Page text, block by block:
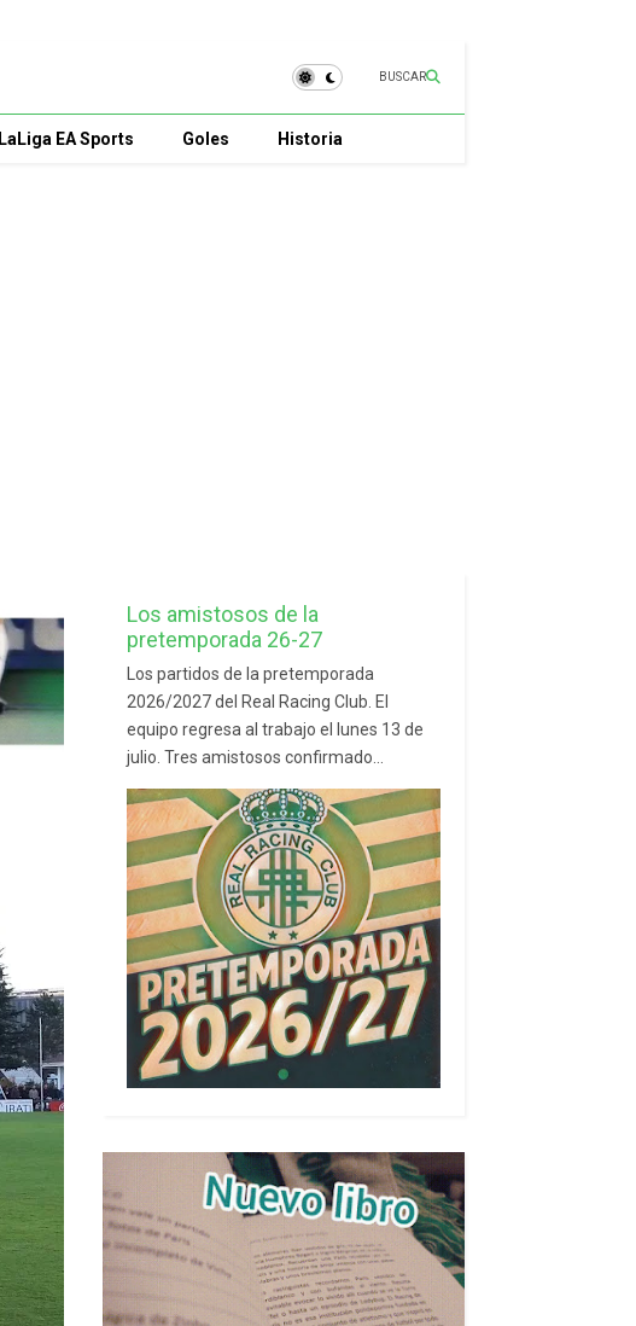
BUSCAR
LaLiga EA Sports Goles Historia
Los amistosos de la
pretemporada 26-27
Los partidos de la pretemporada
2026/2027 del Real Racing Club. El
equipo regresa al trabajo el lunes 13 de
julio. Tres amistosos confirmado...